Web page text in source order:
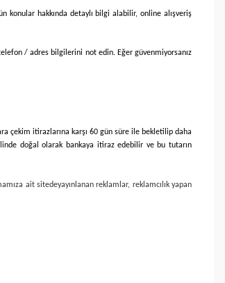
konular hakkında detaylı bilgi alabilir, online alışveriş
/ adres bilgilerini not edin. Eğer güvenmiyorsanız
çekim itirazlarına karşı 60 gün süre ile bekletilip daha
doğal olarak bankaya itiraz edebilir ve bu tutarın
ait sitedeyayınlanan reklamlar, reklamcılık yapan